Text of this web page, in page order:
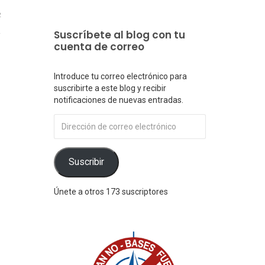
Suscríbete al blog con tu
cuenta de correo
Introduce tu correo electrónico para
suscribirte a este blog y recibir
notificaciones de nuevas entradas.
de
correo
electrónico
Suscribir
Únete a otros 173 suscriptores